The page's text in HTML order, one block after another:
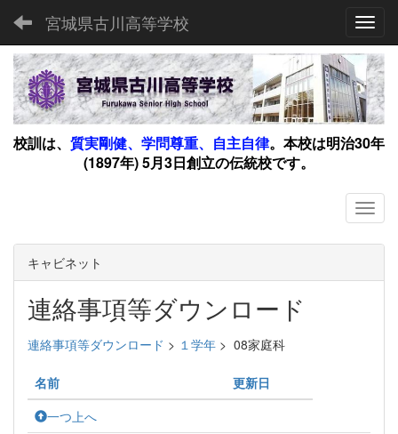
宮城県古川高等学校
校訓は、 質実剛健、学問尊重、自主自律。 本校は明治30年
(1897年) 5月3日創立の伝統校です。
キャビネット
連絡事項等ダウンロード
連絡事項等ダウンロード > １学年 > 08家庭科
名前
更新日
一つ上へ